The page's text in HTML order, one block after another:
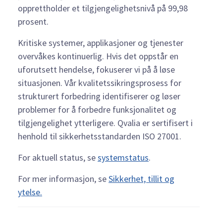
opprettholder et tilgjengelighetsnivå på 99,98
prosent.
Kritiske systemer, applikasjoner og tjenester
overvåkes kontinuerlig. Hvis det oppstår en
uforutsett hendelse, fokuserer vi på å løse
situasjonen. Vår kvalitetssikringsprosess for
strukturert forbedring identifiserer og løser
problemer for å forbedre funksjonalitet og
tilgjengelighet ytterligere. Qvalia er sertifisert i
henhold til sikkerhetsstandarden ISO 27001.
For aktuell status, sesystemstatus.
For mer informasjon, seSikkerhet, tillit og
ytelse.